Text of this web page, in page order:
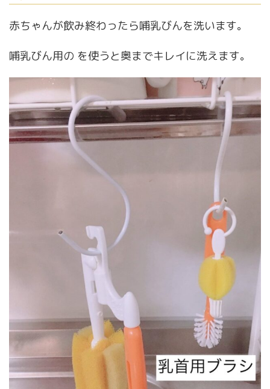
赤ちゃんが飲み終わったら哺乳びんを洗います。
哺乳びん用の を使うと奥までキレイに洗えます。